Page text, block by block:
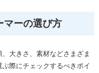
マーの選び方
大きさ、素材などさまざま
際にチェックするべきポイ